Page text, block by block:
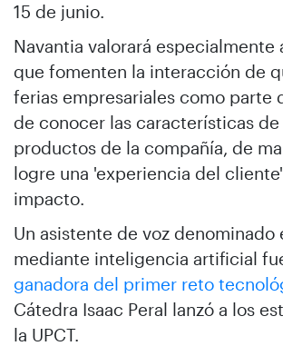
15 de junio.
Navantia valorará especialmente
que fomenten la interacción de
ferias empresariales como parte
de conocer las características de
productos de la compañía, de
logre una 'experiencia del
impacto.
Un asistente de voz denominado
mediante inteligencia artificial
ganadora del primer reto
Cátedra Isaac Peral lanzó a los
la UPCT.